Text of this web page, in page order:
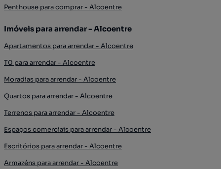
Penthouse para comprar - Alcoentre
Imóveis para arrendar - Alcoentre
Apartamentos para arrendar - Alcoentre
T0 para arrendar - Alcoentre
Moradias para arrendar - Alcoentre
Quartos para arrendar - Alcoentre
Terrenos para arrendar - Alcoentre
Espaços comerciais para arrendar - Alcoentre
Escritórios para arrendar - Alcoentre
Armazéns para arrendar - Alcoentre